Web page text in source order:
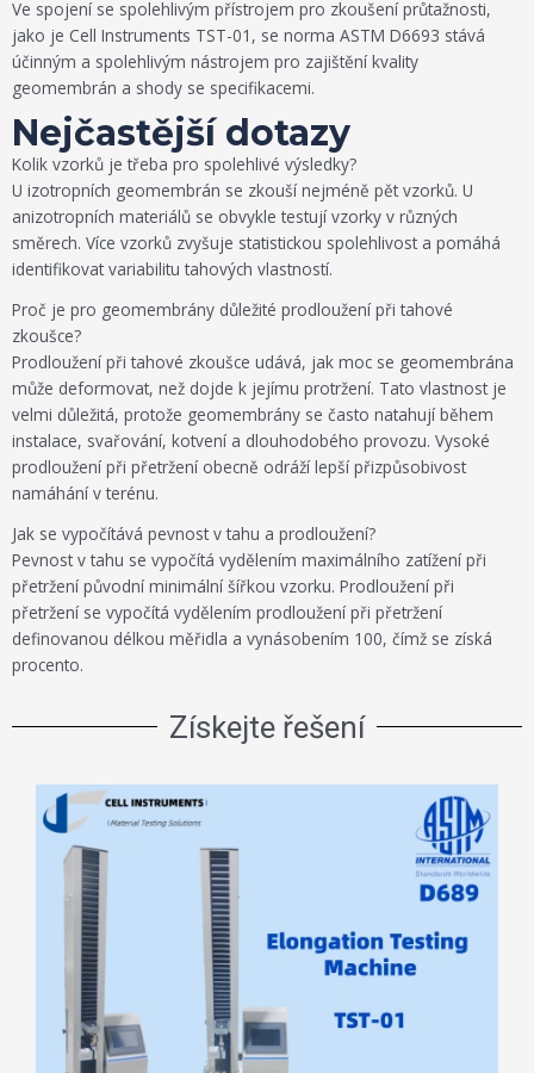
Ve spojení se spolehlivým přístrojem pro zkoušení průtažnosti,
jako je Cell Instruments TST-01, se norma ASTM D6693 stává
účinným a spolehlivým nástrojem pro zajištění kvality
geomembrán a shody se specifikacemi.
Nejčastější dotazy
Kolik vzorků je třeba pro spolehlivé výsledky?
U izotropních geomembrán se zkouší nejméně pět vzorků. U
anizotropních materiálů se obvykle testují vzorky v různých
směrech. Více vzorků zvyšuje statistickou spolehlivost a pomáhá
identifikovat variabilitu tahových vlastností.
Proč je pro geomembrány důležité prodloužení při tahové
zkoušce?
Prodloužení při tahové zkoušce udává, jak moc se geomembrána
může deformovat, než dojde k jejímu protržení. Tato vlastnost je
velmi důležitá, protože geomembrány se často natahují během
instalace, svařování, kotvení a dlouhodobého provozu. Vysoké
prodloužení při přetržení obecně odráží lepší přizpůsobivost
namáhání v terénu.
Jak se vypočítává pevnost v tahu a prodloužení?
Pevnost v tahu se vypočítá vydělením maximálního zatížení při
přetržení původní minimální šířkou vzorku. Prodloužení při
přetržení se vypočítá vydělením prodloužení při přetržení
definovanou délkou měřidla a vynásobením 100, čímž se získá
procento.
Získejte řešení